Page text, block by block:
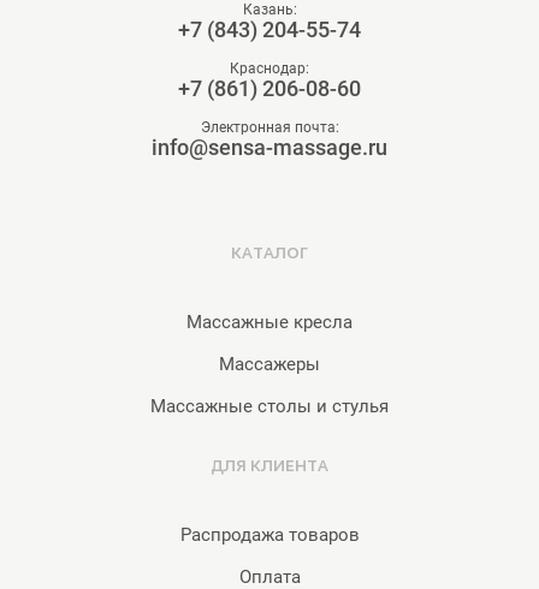
Казань:
+7 (843) 204-55-74
Краснодар:
+7 (861) 206-08-60
Электронная почта:
info@sensa-massage.ru
КАТАЛОГ
Массажные кресла
Массажеры
Массажные столы и стулья
ДЛЯ КЛИЕНТА
Распродажа товаров
Оплата